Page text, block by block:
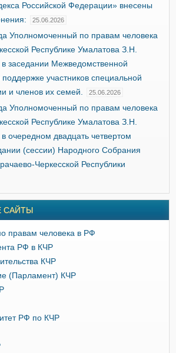
Российской Федерации» внесены
25.06.2026
Уполномоченный по правам человека
Республике Умалатова З.Н.
в заседании Межведомственной
участников специальной
и членов их семей.
25.06.2026
Уполномоченный по правам человека
Республике Умалатова З.Н.
очередном двадцать четвертом
(сессии) Народного Собрания
Черкесской Республики
САЙТЫ
правам человека в РФ
РФ в КЧР
КЧР
(Парламент) КЧР
РФ по КЧР